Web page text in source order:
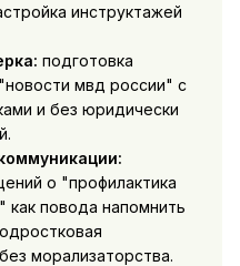
инструктажей
подготовка
мвд россии" с
и без юридически
о "профилактика
повода напомнить
морализаторства.